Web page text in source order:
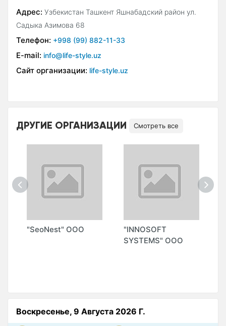
Адрес: Узбекистан Ташкент Яшнабадский район ул.
Садыка Азимова 68
Телефон: +998 (99) 882-11-33
E-mail: info@life-style.uz
Сайт организации: life-style.uz
ДРУГИЕ ОРГАНИЗАЦИИ Смотреть все
"SeoNest" ООО
"INNOSOFT
SYSTEMS" ООО
Воскресенье, 9 Августа 2026 Г.